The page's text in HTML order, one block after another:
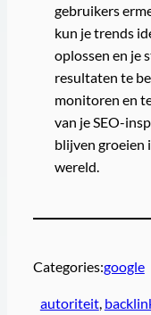
gebruikers
kun je trends
oplossen en je
resultaten te
monitoren en
van je SEO-
blijven groeien
wereld.
Categories:google
autoriteit,